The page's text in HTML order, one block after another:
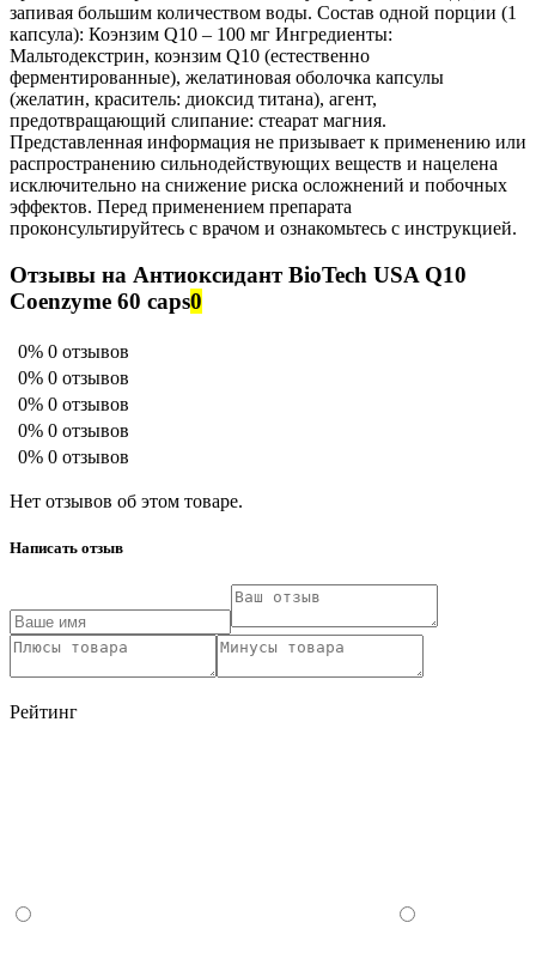
запивая большим количеством воды. Состав одной порции (1
капсула): Коэнзим Q10 – 100 мг Ингредиенты:
Мальтодекстрин, коэнзим Q10 (естественно
ферментированные), желатиновая оболочка капсулы
(желатин, краситель: диоксид титана), агент,
предотвращающий слипание: стеарат магния.
Представленная информация не призывает к применению или
распространению сильнодействующих веществ и нацелена
исключительно на снижение риска осложнений и побочных
эффектов. Перед применением препарата
проконсультируйтесь с врачом и ознакомьтесь с инструкцией.
Отзывы на Антиоксидант BioTech USA Q10
Coenzyme 60 caps0
0% 0 отзывов
0% 0 отзывов
0% 0 отзывов
0% 0 отзывов
0% 0 отзывов
Нет отзывов об этом товаре.
Написать отзыв
Рейтинг